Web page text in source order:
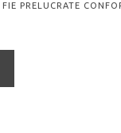
PRELUCRATE